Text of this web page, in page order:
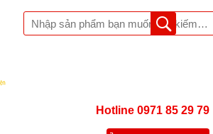
Hotline 0971 85 29 79